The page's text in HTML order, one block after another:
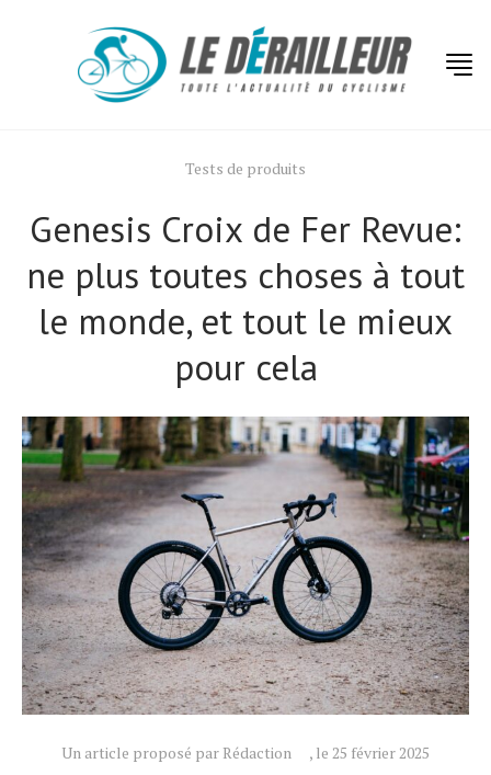
Tests de produits
Genesis Croix de Fer Revue:
ne plus toutes choses à tout
le monde, et tout le mieux
pour cela
Un article proposé par Rédaction , le 25 février 2025